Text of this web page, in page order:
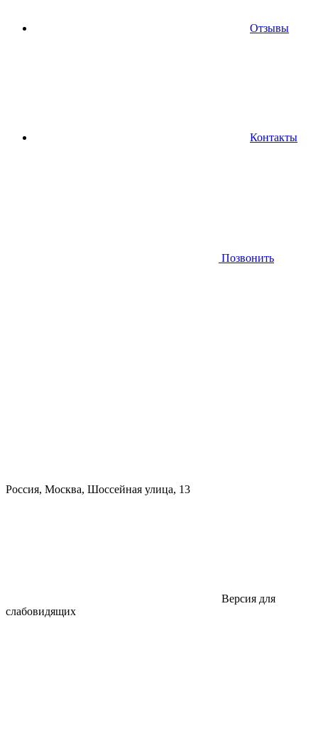
Отзывы
Контакты
Позвонить
Россия, Москва, Шоссейная улица, 13
Версия для
слабовидящих